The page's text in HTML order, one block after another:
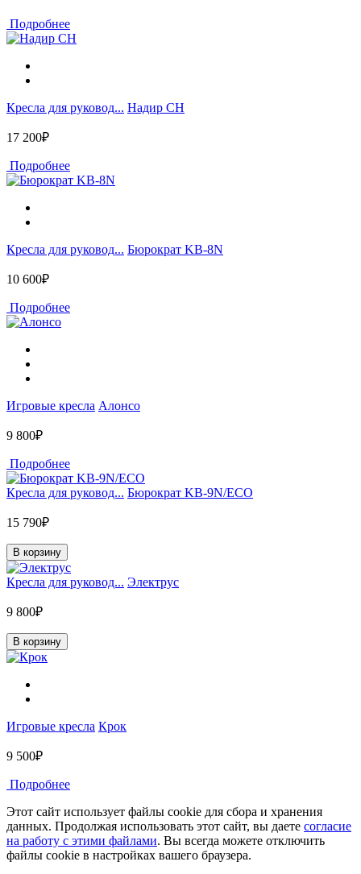
Подробнее
Кресла для руковод... Надир CH
17 200₽
Подробнее
Кресла для руковод... Бюрократ KB-8N
10 600₽
Подробнее
Игровые кресла Алонсо
9 800₽
Подробнее
Кресла для руковод... Бюрократ KB-9N/ECO
15 790₽
В корзину
Кресла для руковод... Электрус
9 800₽
В корзину
Игровые кресла Крок
9 500₽
Подробнее
Этот сайт использует файлы cookie для сбора и хранения
данных. Продолжая использовать этот сайт, вы даете согласие
на работу с этими файлами. Вы всегда можете отключить
файлы cookie в настройках вашего браузера.